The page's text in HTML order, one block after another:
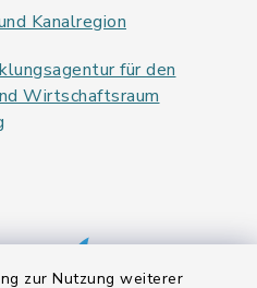
zur Nutzung weiterer
Kanalregion
für den
Wirtschaftsraum